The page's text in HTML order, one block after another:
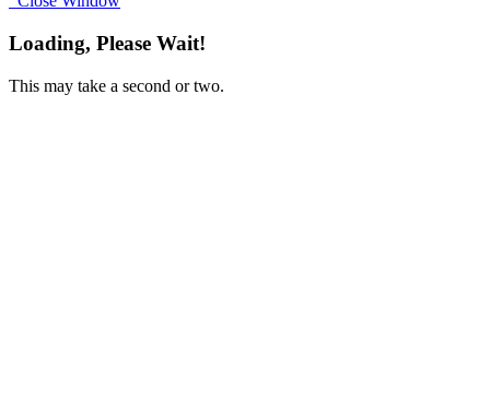
Loading, Please Wait!
This may take a second or two.